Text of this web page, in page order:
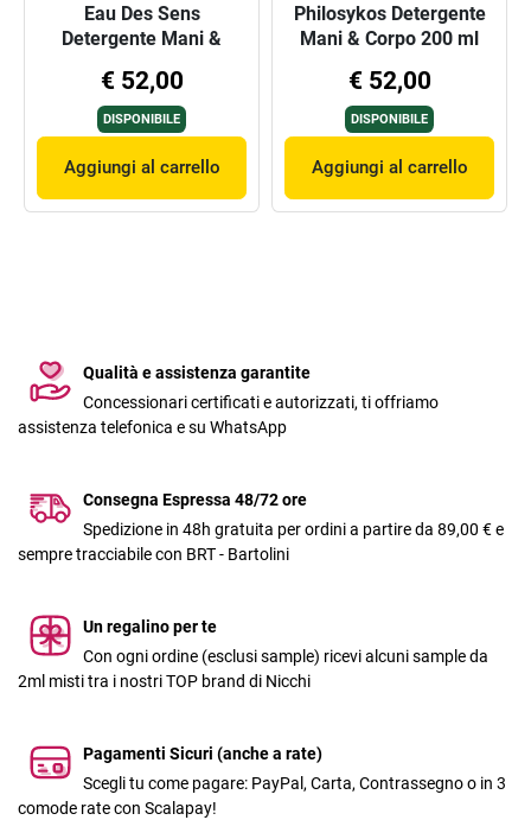
Eau Des Sens
Detergente Mani &
€ 52,00
DISPONIBILE
Aggiungi al carrello
Philosykos Detergente
Mani & Corpo 200 ml
€ 52,00
DISPONIBILE
Aggiungi al carrello
Qualità e assistenza garantite
Concessionari certificati e autorizzati, ti offriamo
assistenza telefonica e su WhatsApp
Consegna Espressa 48/72 ore
Spedizione in 48h gratuita per ordini a partire da 89,00 € e
sempre tracciabile con BRT - Bartolini
Un regalino per te
Con ogni ordine (esclusi sample) ricevi alcuni sample da
2ml misti tra i nostri TOP brand di Nicchi
Pagamenti Sicuri (anche a rate)
Scegli tu come pagare: PayPal, Carta, Contrassegno o in 3
comode rate con Scalapay!